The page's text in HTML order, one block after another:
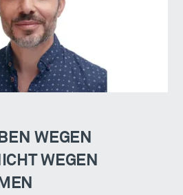
WEGEN
WEGEN